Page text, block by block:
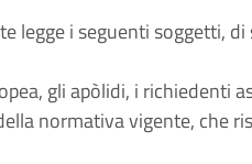
legge i seguenti soggetti, di
gli apòlidi, i richiedenti
normativa vigente, che